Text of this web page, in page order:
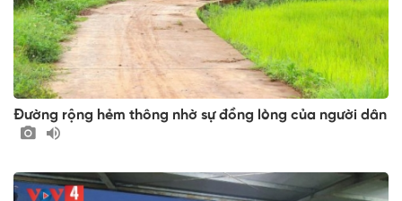
Đường rộng hẻm thông nhờ sự đồng lòng của người dân